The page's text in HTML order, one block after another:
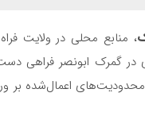
، منابع محلی در ولایت
در گمرک ابونصر فراهی
و محدودیت‌های اعمال‌شده بر